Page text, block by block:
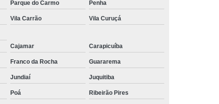
Parque do Carmo Penha
Vila Carrão Vila Curuçá
Cajamar Carapicuíba
Franco da Rocha Guararema
Jundiaí Juquitiba
Poá Ribeirão Pires